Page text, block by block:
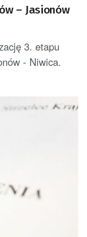
– Jasionów
3. etapu
- Niwica.